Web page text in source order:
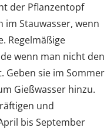
der Pflanzentopf
Stauwasser, wenn
Regelmäßige
wenn man nicht den
Geben sie im Sommer
Gießwasser hinzu.
und
bis September